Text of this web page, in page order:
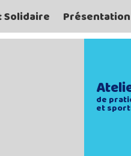
Solidaire Présentation
de
et